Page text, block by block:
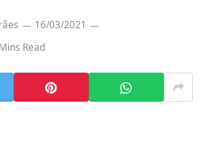
16/03/2021
Read